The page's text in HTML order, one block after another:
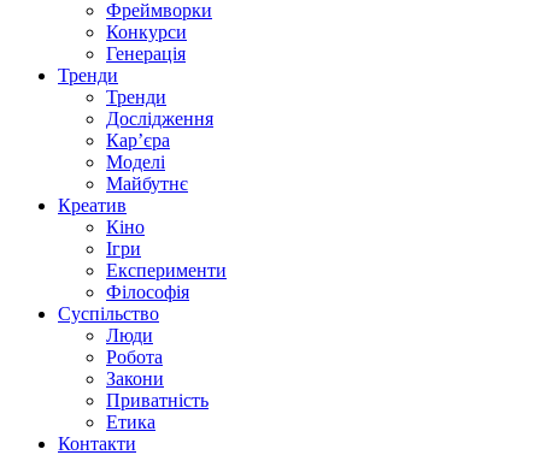
Фреймворки
Конкурси
Генерація
Тренди
Тренди
Дослідження
Кар’єра
Моделі
Майбутнє
Креатив
Кіно
Ігри
Експерименти
Філософія
Суспільство
Люди
Робота
Закони
Приватність
Етика
Контакти